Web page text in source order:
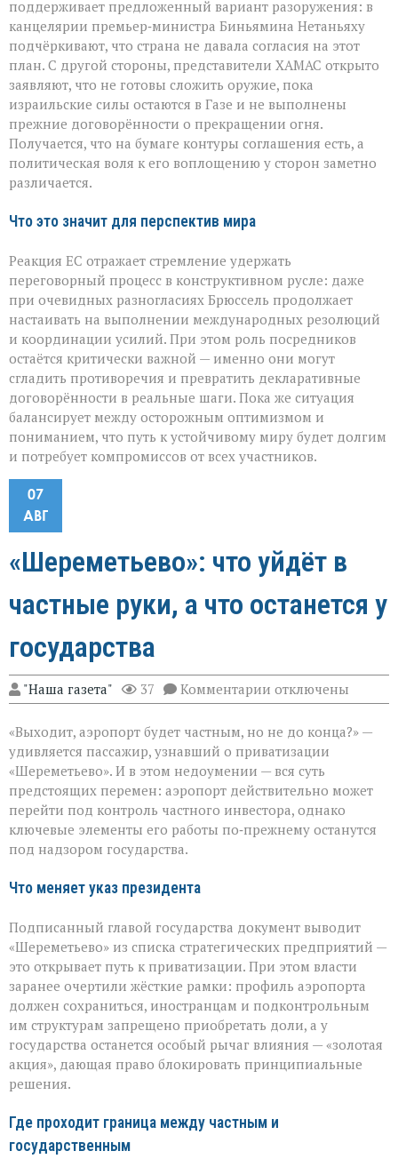
поддерживает предложенный вариант разоружения: в
канцелярии премьер‑министра Биньямина Нетаньяху
подчёркивают, что страна не давала согласия на этот
план. С другой стороны, представители ХАМАС открыто
заявляют, что не готовы сложить оружие, пока
израильские силы остаются в Газе и не выполнены
прежние договорённости о прекращении огня.
Получается, что на бумаге контуры соглашения есть, а
политическая воля к его воплощению у сторон заметно
различается.
Что это значит для перспектив мира
Реакция ЕС отражает стремление удержать
переговорный процесс в конструктивном русле: даже
при очевидных разногласиях Брюссель продолжает
настаивать на выполнении международных резолюций
и координации усилий. При этом роль посредников
остаётся критически важной — именно они могут
сгладить противоречия и превратить декларативные
договорённости в реальные шаги. Пока же ситуация
балансирует между осторожным оптимизмом и
пониманием, что путь к устойчивому миру будет долгим
и потребует компромиссов от всех участников.
07
АВГ
«Шереметьево»: что уйдёт в
частные руки, а что останется у
государства
"Наша газета" 37 Комментарии к
записи
что
уйдёт
частные
руки,
а
что
останется
отключены
«Выходит, аэропорт будет частным, но не до конца?» —
удивляется пассажир, узнавший о приватизации
«Шереметьево». И в этом недоумении — вся суть
предстоящих перемен: аэропорт действительно может
перейти под контроль частного инвестора, однако
ключевые элементы его работы по‑прежнему останутся
под надзором государства.
Что меняет указ президента
Подписанный главой государства документ выводит
«Шереметьево» из списка стратегических предприятий —
это открывает путь к приватизации. При этом власти
заранее очертили жёсткие рамки: профиль аэропорта
должен сохраниться, иностранцам и подконтрольным
им структурам запрещено приобретать доли, а у
государства останется особый рычаг влияния — «золотая
акция», дающая право блокировать принципиальные
решения.
Где проходит граница между частным и
государственным